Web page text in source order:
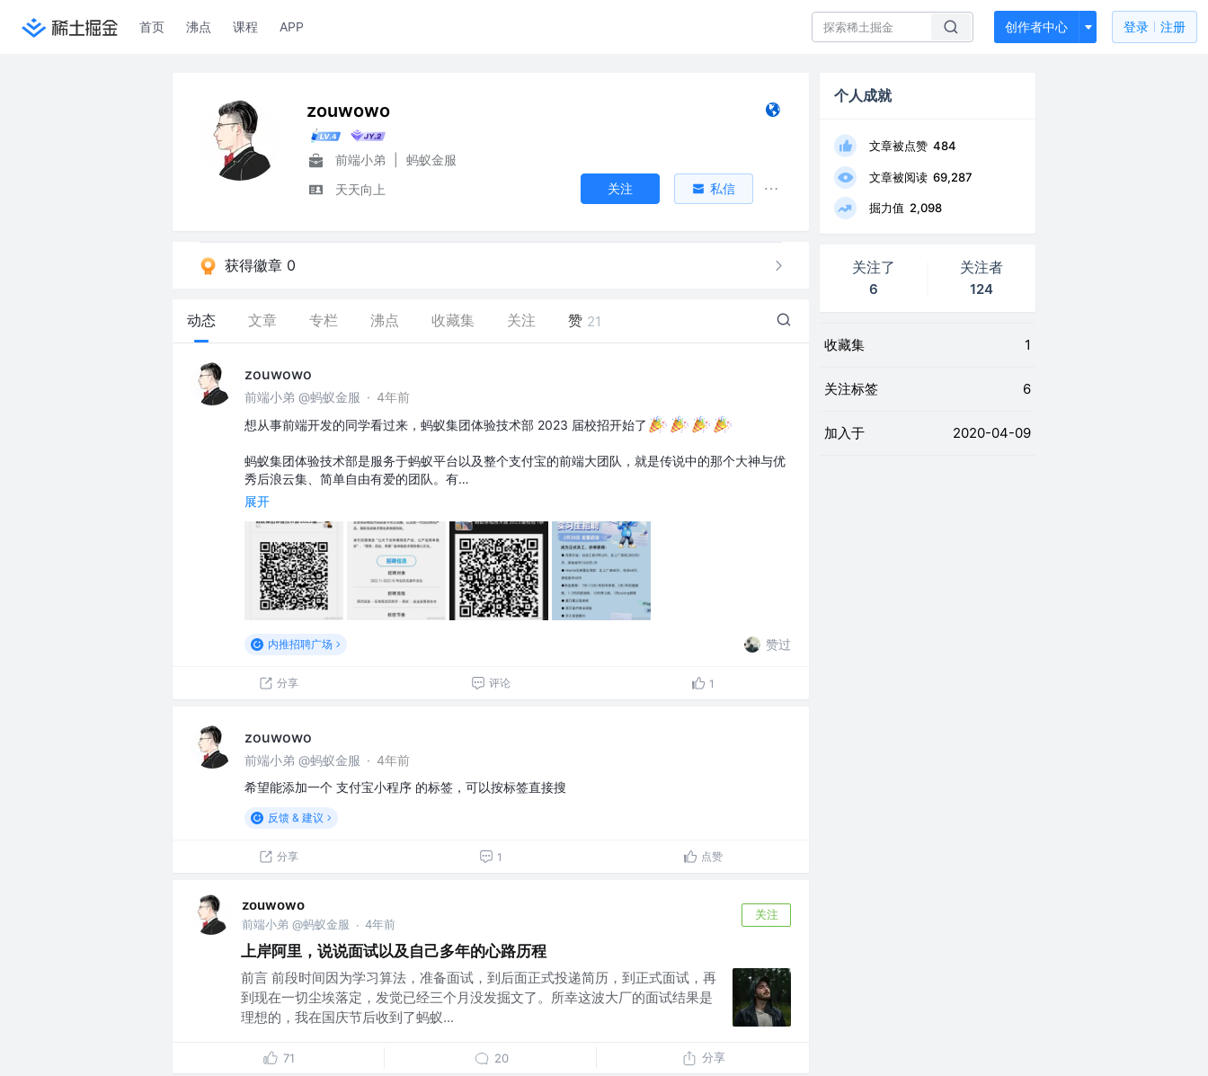
首页 沸点 课程 APP 创作者中心 登录 注册
zouwowo
前端小弟
蚂蚁金服
天天向上
关注 私信
获得徽章 0
动态 文章 专栏 沸点 收藏集 关注 赞 21
zouwowo
前端小弟 @蚂蚁金服 · 4年前
想从事前端开发的同学看过来，蚂蚁集团体验技术部 2023 届校招开始了
蚂蚁集团体验技术部是服务于蚂蚁平台以及整个支付宝的前端大团队，就是传说中的那个大神与优
秀后浪云集、简单自由有爱的团队。有…
展开
内推招聘广场 赞过
分享 评论 1
zouwowo
前端小弟 @蚂蚁金服 · 4年前
希望能添加一个 支付宝小程序 的标签，可以按标签直接搜
反馈 & 建议
分享 1 点赞
zouwowo
前端小弟 @蚂蚁金服 · 4年前
关注
上岸阿里，说说面试以及自己多年的心路历程
前言 前段时间因为学习算法，准备面试，到后面正式投递简历，到正式面试，再
到现在一切尘埃落定，发觉已经三个月没发掘文了。所幸这波大厂的面试结果是
理想的，我在国庆节后收到了蚂蚁...
71 20 分享
个人成就
文章被点赞 484
文章被阅读 69,287
掘力值 2,098
关注了
6
关注者
124
收藏集 1
关注标签 6
加入于 2020-04-09